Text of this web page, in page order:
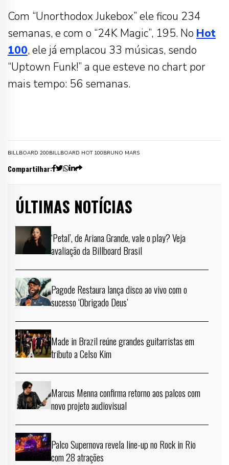
Com “Unorthodox Jukebox” ele ficou 234
semanas, e com o “24K Magic”, 195. No Hot
100, ele já emplacou 33 músicas, sendo
“Uptown Funk!” a que esteve no chart por
mais tempo: 56 semanas.
BILLBOARD 200BILLBOARD HOT 100BRUNO MARS
Compartilhar:
ÚLTIMAS NOTÍCIAS
‘Petal’, de Ariana Grande, vale o play? Veja
avaliação da Billboard Brasil
Pagode Restaura lança disco ao vivo com o
sucesso ‘Obrigado Deus’
Made in Brazil reúne grandes guitarristas em
tributo a Celso Kim
Marcus Menna confirma retorno aos palcos com
novo projeto audiovisual
Palco Supernova revela line-up no Rock in Rio
com 28 atrações